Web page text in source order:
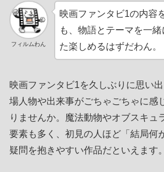
フィルムわん
映画ファンタビ1の内容
も、物語とテーマを一
た楽しめるはずだわん。
映画ファンタビ1を久しぶりに思い
場人物や出来事がごちゃごちゃに感
りませんか。魔法動物やオブスキュ
要素も多く、初見の人ほど「結局何
疑問を抱きやすい作品だといえます。